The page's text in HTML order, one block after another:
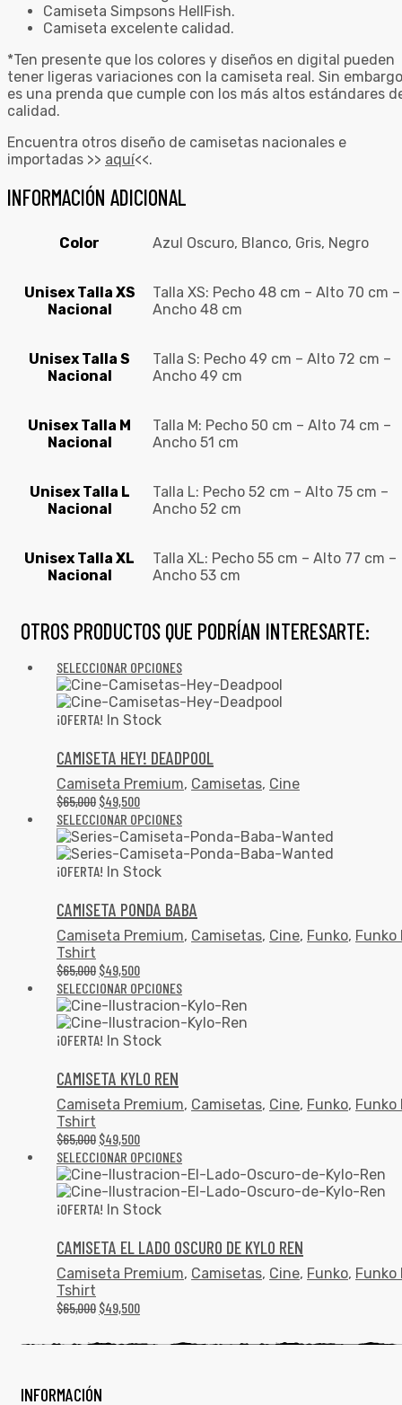
Camiseta Simpsons HellFish.
Camiseta excelente calidad.
*Ten presente que los colores y diseños en digital pueden
tener ligeras variaciones con la camiseta real. Sin
es una prenda que cumple con los más altos estándares
calidad.
Encuentra otros diseño de camisetas nacionales e
importadas >> aquí<<.
INFORMACIÓN ADICIONAL
Color Azul Oscuro, Blanco, Gris, Negro
Unisex Talla XS
Nacional
Talla XS: Pecho 48 cm – Alto 70 cm –
Ancho 48 cm
Unisex Talla S
Nacional
Talla S: Pecho 49 cm – Alto 72 cm –
Ancho 49 cm
Unisex Talla M
Nacional
Talla M: Pecho 50 cm – Alto 74 cm –
Ancho 51 cm
Unisex Talla L
Nacional
Talla L: Pecho 52 cm – Alto 75 cm –
Ancho 52 cm
Unisex Talla XL
Nacional
Talla XL: Pecho 55 cm – Alto 77 cm –
Ancho 53 cm
OTROS PRODUCTOS QUE PODRÍAN INTERESARTE:
SELECCIONAR OPCIONES
¡OFERTA! In Stock
CAMISETA HEY! DEADPOOL
Camiseta Premium, Camisetas, Cine
$65,000 $49,500
SELECCIONAR OPCIONES
¡OFERTA! In Stock
CAMISETA PONDA BABA
Camiseta Premium, Camisetas, Cine, Funko, Funko
Tshirt
$65,000 $49,500
SELECCIONAR OPCIONES
¡OFERTA! In Stock
CAMISETA KYLO REN
Camiseta Premium, Camisetas, Cine, Funko, Funko
Tshirt
$65,000 $49,500
SELECCIONAR OPCIONES
¡OFERTA! In Stock
CAMISETA EL LADO OSCURO DE KYLO REN
Camiseta Premium, Camisetas, Cine, Funko, Funko
Tshirt
$65,000 $49,500
INFORMACIÓN